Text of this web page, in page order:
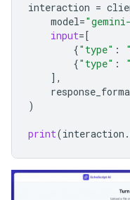
interaction =
model=
input=[
{"type" :
{"type" :
],
)
print(interaction .